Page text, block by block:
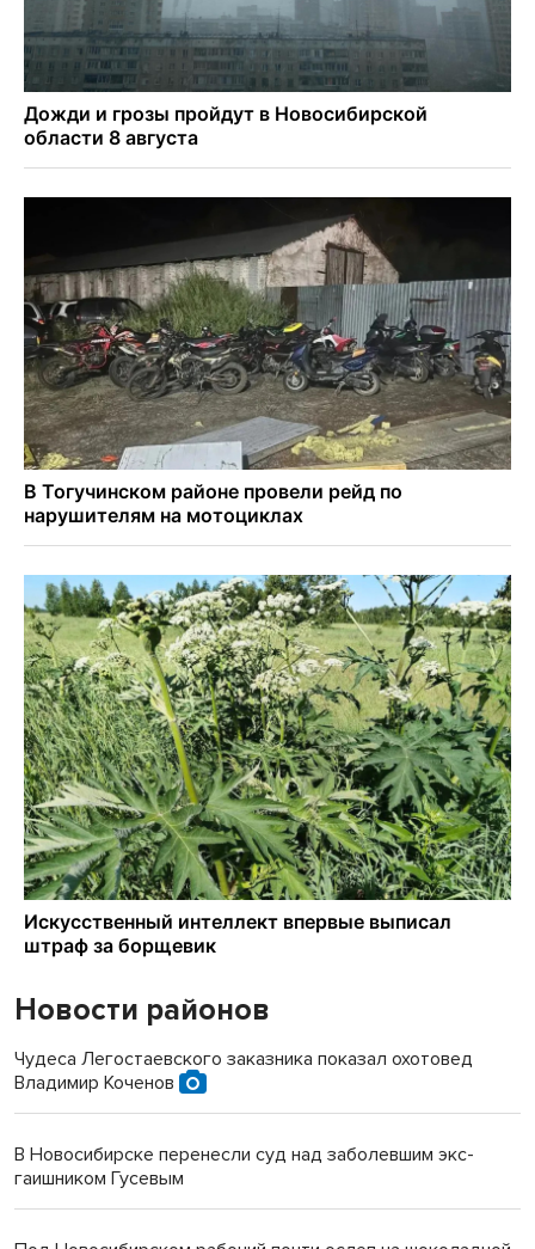
Новости районов
Чудеса Легостаевского заказника показал охотовед
Владимир Коченов
В Новосибирске перенесли суд над заболевшим экс-
гаишником Гусевым